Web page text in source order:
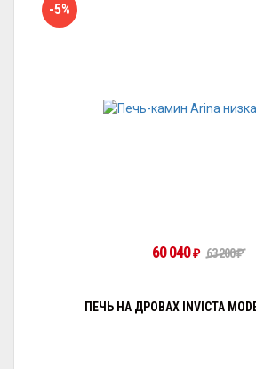
-5%
60 040₽ 63 200₽
ПЕЧЬ НА ДРОВАХ INVICTA